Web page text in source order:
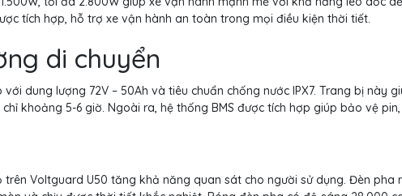
tích hợp, hỗ trợ xe vận hành an toàn trong mọi điều kiện thời tiết.
di chuyển
dung lượng 72V – 50Ah và tiêu chuẩn chống nước IPX7. Trang bị này
khoảng 5-6 giờ. Ngoài ra, hệ thống BMS được tích hợp giúp bảo vệ
Voltguard U50 tăng khả năng quan sát cho người sử dụng. Đèn